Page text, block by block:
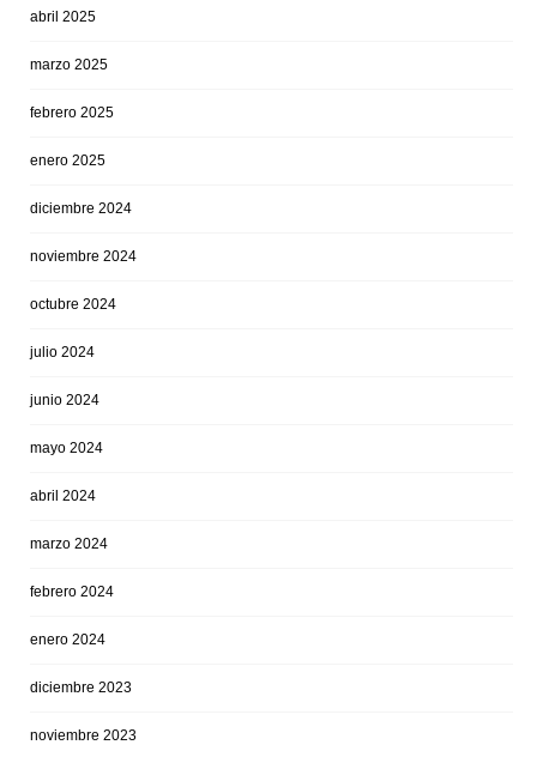
abril 2025
marzo 2025
febrero 2025
enero 2025
diciembre 2024
noviembre 2024
octubre 2024
julio 2024
junio 2024
mayo 2024
abril 2024
marzo 2024
febrero 2024
enero 2024
diciembre 2023
noviembre 2023